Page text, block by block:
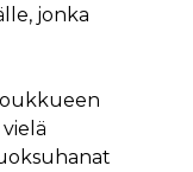
jonka